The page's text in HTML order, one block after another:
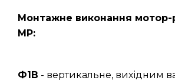
Монтажне виконання мотор-
МР:
Ф1В - вертикальне, вихідним